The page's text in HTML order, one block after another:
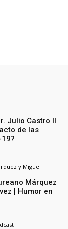
Julio Castro Il
de las
y Miguel
Márquez
| Humor en